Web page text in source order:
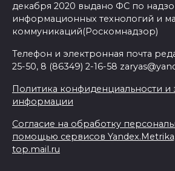
декабря 2020 выдано ФС по
информационных технологий и
коммуникаций(Роскомнадзор)
Телефон и электронная почта
25-50, 8 (86349) 2-16-58
Политика конфиденциальности и
информации
Согласие на обработку
помощью сервисов
top.mail.ru